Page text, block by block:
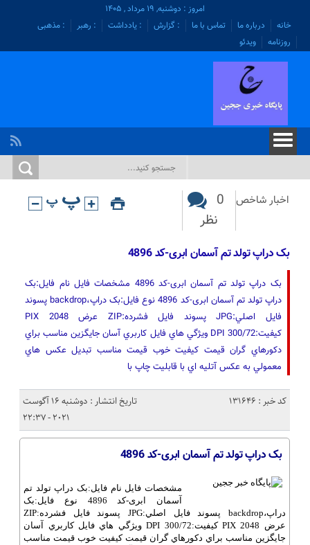
امروز : دوشنبه, ۱۹ مرداد , ۱۴۰۵
خانه
درباره ما تماس با ما : گزارش : یادداشت : رهبر
: مذهبی
روزنامه
ویدئو
اخبار شاخص
0
نظر
بک دراپ تولد تم آسمان ابری-کد 4896
بک دراپ تولد تم آسمان ابری-کد 4896 مشخصات فايل نام فايل:بک
دراپ تولد تم آسمان ابری-کد 4896 نوع فايل:بک دراپ،backdrop پسوند
فايل اصلي:JPG پسوند فايل فشرده:ZIP عرض 2048 PIX
کيفيت:300/72 DPI ويژگي هاي فايل کاربري آسان جايگزين مناسب براي
دکورهاي گران قيمت کیفیت خوب قيمت مناسب تبديل عکس هاي
معمولي به عکس آتليه اي با قابلیت چاپ با
کد خبر : 131646
تاریخ انتشار : دوشنبه 16 آگوست
2021 - 22:37
بک دراپ تولد تم آسمان ابری-کد 4896
مشخصات فايل نام فايل:بک دراپ تولد تم
آسمان ابری-کد 4896 نوع فايل:بک
دراپ،backdrop پسوند فايل اصلي:JPG پسوند فايل فشرده:ZIP
عرض 2048 PIX کيفيت:300/72 DPI ويژگي هاي فايل کاربري آسان
جايگزين مناسب براي دکورهاي گران قيمت کیفیت خوب قيمت مناسب